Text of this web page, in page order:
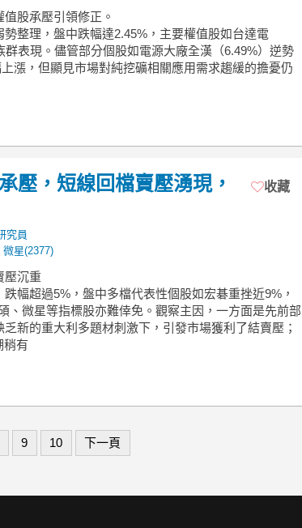
股承壓引領修正。
整理，盤中跌幅達2.45%，主要權值股如台達電
群表現。儘管部分個股如電源大廠全漢（6.49%）逆勢
漲，但顯見市場對純挖礦相關應用需求趨緩的擔憂仍
壓，短線回檔賣壓湧現，
究員
微星(2377)
收藏
壓沉重
幅超過5%，盤中多檔代表性個股如宏碁重挫近9%，
、微星等指標股亦難倖免。觀察主因，一方面是先前部
新的重大利多題材刺激下，引發市場獲利了結賣壓；
稍有
9 10 下一頁